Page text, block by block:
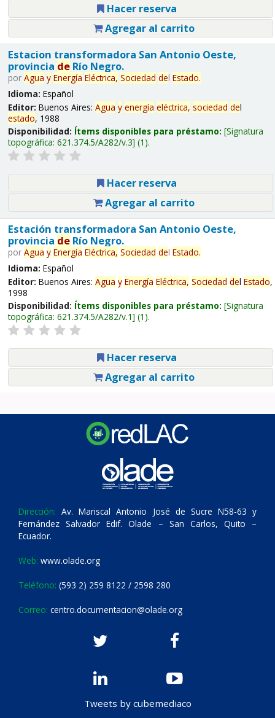
Hacer reserva
Agregar al carrito
Estacion transformadora San Antonio Oeste,
provincia deRío Negro.
por Agua y Energía Eléctrica, Sociedad del Estado.
Idioma: Español
Editor: Buenos Aires: Agua y energía eléctrica, sociedad del
estado, 1988
Disponibilidad: Ítems disponibles para préstamo: Signatura
topográfica: 621.374.5/A282/v.3 (1).
Hacer reserva
Agregar al carrito
Estación transformadora San Antonio Oeste,
provincia deRío Negro.
por Agua y Energía Eléctrica, Sociedad del Estado.
Idioma: Español
Editor: Buenos Aires: Agua y Energía Eléctrica, Sociedad del Estado,
1998
Disponibilidad: Ítems disponibles para préstamo: Signatura
topográfica: 621.374.5/A282/v.1 (1).
Hacer reserva
Agregar al carrito
Dirección: Av. Mariscal Antonio José de Sucre N58-63 y
Fernández Salvador Edif. Olade – San Carlos, Quito –
Ecuador.
Web: www.olade.org
Teléfono: (593 2) 259 8122 / 2598 280
Correo: centro.documentacion@olade.org
Tweets by cubemediaco